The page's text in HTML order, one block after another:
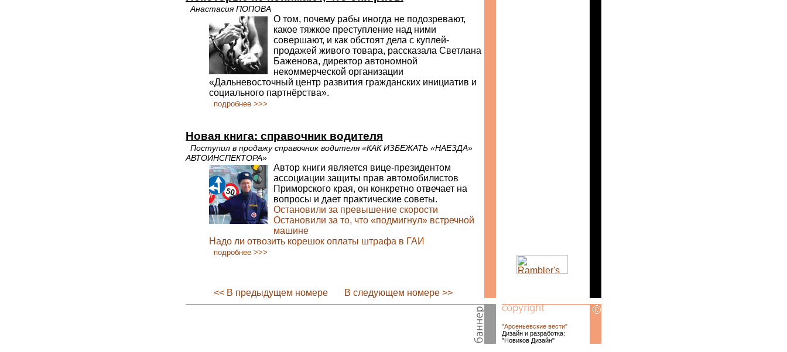
Анастасия ПОПОВА
О том, почему рабы иногда не подозревают,
какое тяжкое преступление над ними
совершают, и как обстоят дела с куплей-
продажей живого товара, рассказала Светлана
Баженова, директор автономной
некоммерческой организации
«Дальневосточный центр развития гражданских инициатив и
социального партнёрства».
подробнее >>>
Новая книга: cправочник водителя
Поступил в продажу справочник водителя «КАК ИЗБЕЖАТЬ «НАЕЗДА»
АВТОИНСПЕКТОРА»
Автор книги является вице-президентом
ассоциации защиты прав автомобилистов
Приморского края, он конкретно отвечает на
вопросы и дает практические советы.
Остановили за превышение скорости
Остановили за то, что «подмигнул» встречной
машине
Надо ли отвозить корешок оплаты штрафа в ГАИ
подробнее >>>
<< В предыдущем номере В следующем номере >>
"Арсеньевские вести"
Дизайн и разработка:
"Новиков Дизайн"